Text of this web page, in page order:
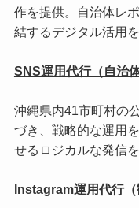
作を提供。自治体レ
結するデジタル活用
SNS運用代行（自治
沖縄県内41市町村の
づき、戦略的な運用
せるロジカルな発信
Instagram運用代行（